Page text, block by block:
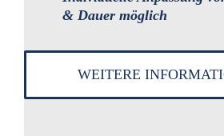
& Dauer möglich
WEITERE